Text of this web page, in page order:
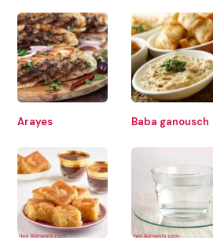
Arayes Baba ganousch